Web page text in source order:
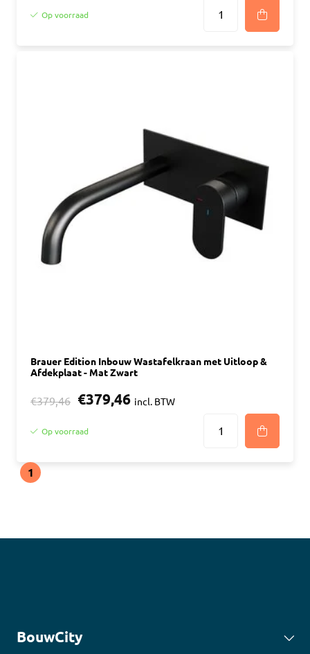
Op voorraad
Brauer Edition Inbouw Wastafelkraan met Uitloop &
Afdekplaat - Mat Zwart
€379,46 €379,46 incl. BTW
Op voorraad
1
BouwCity